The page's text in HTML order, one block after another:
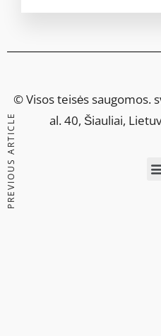
PREVIOUS ARTICLE
© Visos teisės saugomos.
al. 40, Šiauliai,